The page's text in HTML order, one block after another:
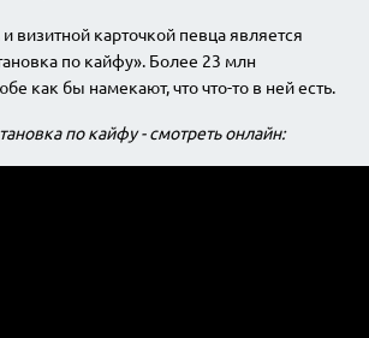
визитной карточкой певца является
по кайфу». Более 23 млн
как бы намекают, что что-то в ней есть.
по кайфу - смотреть онлайн: